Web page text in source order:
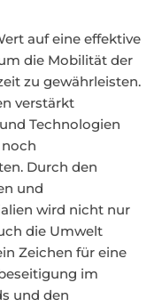
auf eine effektive
die Mobilität der
zu gewährleisten.
verstärkt
Technologien
Durch den
und
wird nicht nur
die Umwelt
Zeichen für eine
im
und den